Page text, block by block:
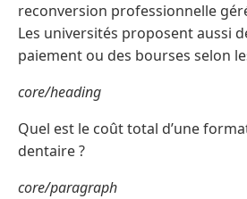
reconversion professionnelle
Les universités proposent aussi
paiement ou des bourses selon
core/heading
Quel est le coût total d’une
dentaire ?
core/paragraph